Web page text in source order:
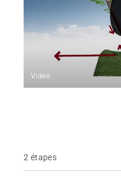
Video
2 étapes